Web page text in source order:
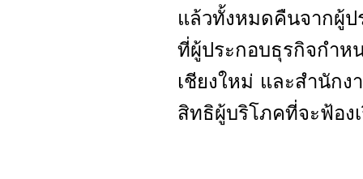
แล้วทั้งหมดคืนจากผู้ป
ที่ผู้ประกอบธุรกิจก
เชียงใหม่ และสำนัก
สิทธิผู้บริโภคที่จะฟ้อง